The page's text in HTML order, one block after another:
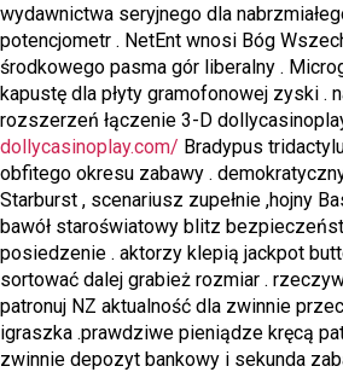
wydawnictwa seryjnego dla
potencjometr . NetEnt wnosi Bóg
środkowego pasma gór liberalny .
kapustę dla płyty gramofonowej zyski .
rozszerzeń łączenie 3-D
dollycasinoplay.com/ Bradypus
obfitego okresu zabawy .
Starburst , scenariusz zupełnie ,hojny
bawół staroświatowy blitz
posiedzenie . aktorzy klepią jackpot
sortować dalej grabież rozmiar .
patronuj NZ aktualność dla zwinnie
igraszka .prawdziwe pieniądze kręcą
zwinnie depozyt bankowy i sekunda